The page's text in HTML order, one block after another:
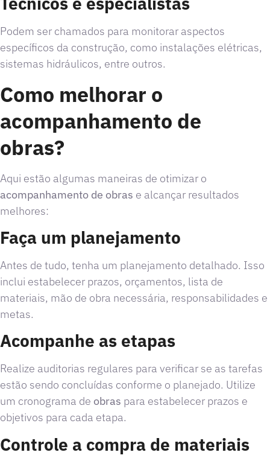
Podem ser chamados para monitorar aspectos
específicos da construção, como instalações elétricas,
sistemas hidráulicos, entre outros.
Como melhorar o
acompanhamento de
obras?
Aqui estão algumas maneiras de otimizar o
acompanhamento de obras e alcançar resultados
melhores:
Faça um planejamento
Antes de tudo, tenha um planejamento detalhado. Isso
inclui estabelecer prazos, orçamentos, lista de
materiais, mão de obra necessária, responsabilidades e
metas.
Acompanhe as etapas
Realize auditorias regulares para verificar se as tarefas
estão sendo concluídas conforme o planejado. Utilize
um cronograma de obras para estabelecer prazos e
objetivos para cada etapa.
Controle a compra de materiais